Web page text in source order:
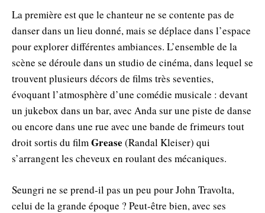
La première est que le chanteur ne se contente pas de
danser dans un lieu donné, mais se déplace dans l’espace
pour explorer différentes ambiances. L’ensemble de la
scène se déroule dans un studio de cinéma, dans lequel se
trouvent plusieurs décors de films très seventies,
évoquant l’atmosphère d’une comédie musicale : devant
un jukebox dans un bar, avec Anda sur une piste de danse
ou encore dans une rue avec une bande de frimeurs tout
droit sortis du film Grease (Randal Kleiser) qui
s’arrangent les cheveux en roulant des mécaniques.
Seungri ne se prend-il pas un peu pour John Travolta,
celui de la grande époque ? Peut-être bien, avec ses